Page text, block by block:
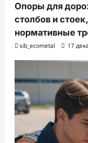
Опоры для
столбов и
нормативные
sib_ecometal 17